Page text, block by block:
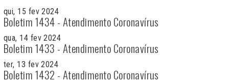
qui, 15 fev 2024
Boletim 1434 - Atendimento Coronavírus
qua, 14 fev 2024
Boletim 1433 - Atendimento Coronavírus
ter, 13 fev 2024
Boletim 1432 - Atendimento Coronavírus